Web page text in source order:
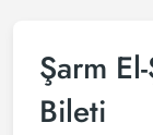
Şarm
Bileti